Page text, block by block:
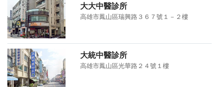
大大中醫診所
高雄市鳳山區瑞興路３６７號１－２樓
大統中醫診所
高雄市鳳山區光華路２４號１樓